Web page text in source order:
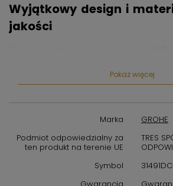
Wyjątkowy design i
jakości
powierzchni. Nowoczesny,
komponuje się z różnorodnymi
charakteru, który utrzyma swoje walory
Funkcjonalność na
Pokaż więcej
Marka
GROHE
Podmiot odpowiedzialny za
ten produkt na terenie UE
TRES
Symbol